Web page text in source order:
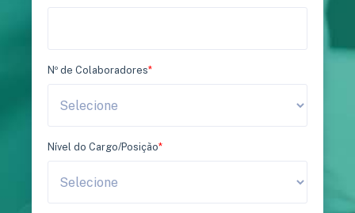
Nº de Colaboradores*
Nível do Cargo/Posição*